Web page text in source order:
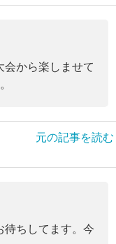
から楽しませて
元の記事を読む
待ちしてます。今